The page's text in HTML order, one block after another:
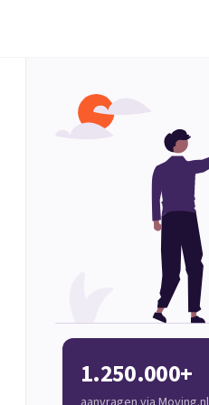
1.250.000+